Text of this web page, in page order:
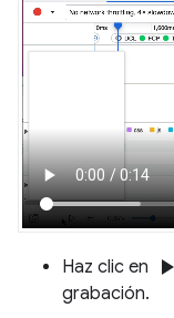
Haz clic en play_arrow
grabación.